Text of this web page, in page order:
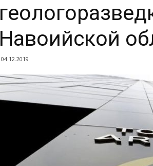
Навоийской
04.12.2019